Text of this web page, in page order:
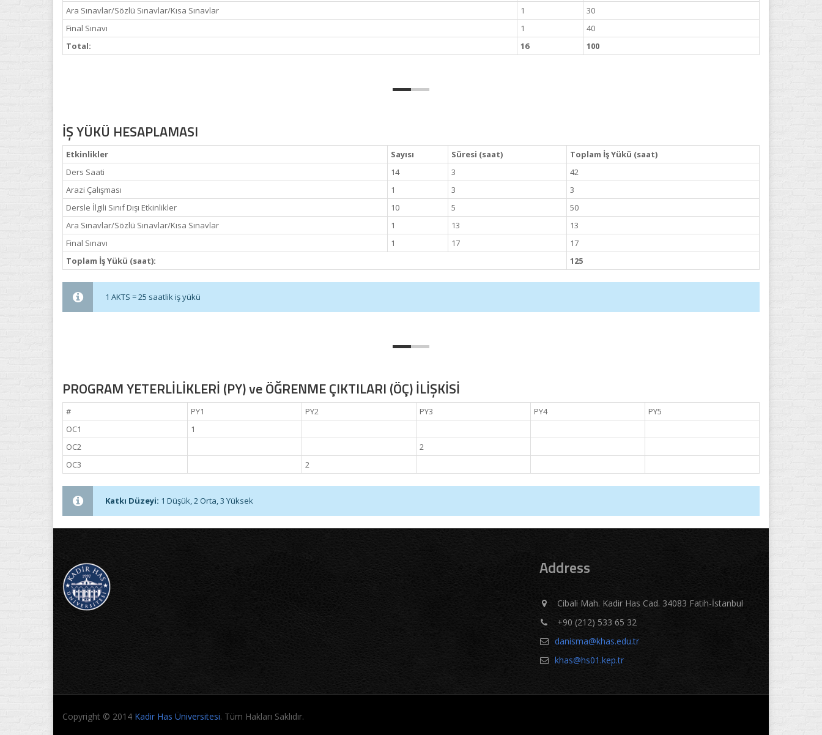
Ara Sınavlar/Sözlü Sınavlar/Kısa Sınavlar
1
30
Final Sınavı
1
40
Total:
16 100
İŞ YÜKÜ HESAPLAMASI
Etkinlikler Sayısı Süresi (saat)
Toplam İş Yükü (saat)
Ders Saati
14 3
42
Arazi Çalışması
1 3
3
Dersle İlgili Sınıf Dışı Etkinlikler
10 5
50
Ara Sınavlar/Sözlü Sınavlar/Kısa Sınavlar
1 13
13
Final Sınavı
1 17
17
Toplam İş Yükü (saat):
125
1 AKTS = 25 saatlik iş yükü
PROGRAM YETERLİLİKLERİ (PY) ve ÖĞRENME ÇIKTILARI (ÖÇ) İLİŞKİSİ
# PY1 PY2 PY3 PY4
PY5
OC1
1
OC2
2
OC3
2
Katkı Düzeyi: 1 Düşük, 2 Orta, 3 Yüksek
Address
Cibali Mah. Kadir Has Cad. 34083 Fatih-İstanbul
+90 (212) 533 65 32
danisma@khas.edu.tr
khas@hs01.kep.tr
Copyright © 2014 Kadir Has Üniversitesi. Tüm Hakları Saklıdır.